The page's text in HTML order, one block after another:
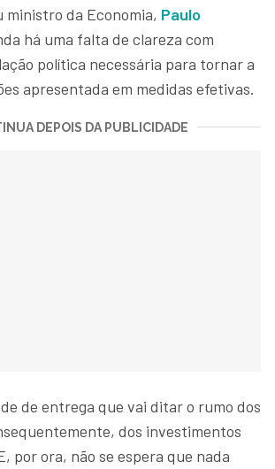
ministro da Economia, Paulo
há uma falta de clareza com
política necessária para tornar a
apresentada em medidas efetivas.
DEPOIS DA PUBLICIDADE
de entrega que vai ditar o rumo dos
dos investimentos
por ora, não se espera que nada